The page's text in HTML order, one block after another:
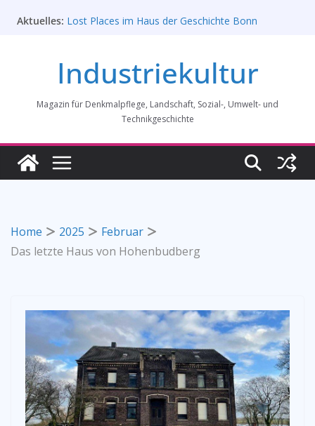
Inhalt
Aktuelles: Lost Places im Haus der Geschichte Bonn
Vereins für Gussstahlfabrikation 1860 -1945:
Ausstellung in Bochum vom 28. Mai 2026 bis 31.
Rahmenprogramm der Tagung des
Bundesverbands Industriekultur in Augsburg 11/26
Industriekultur Westfalens
Industriekultur
Magazin für Denkmalpflege, Landschaft, Sozial-, Umwelt- und
Technikgeschichte
Home 2025
Februar
Das letzte Haus von Hohenbudberg